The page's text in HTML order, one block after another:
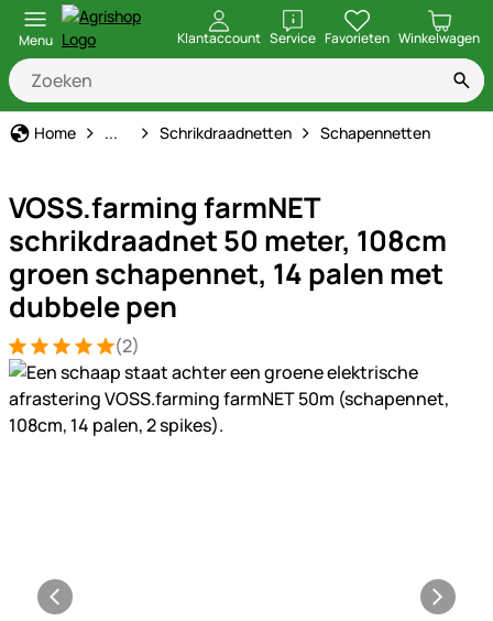
Menu Klantaccount ServiceopenenFavorieten Winkelwagen
Home Schrikdraad
... Schrikdraadnetten Schapennetten
VOSS.farming farmNET
schrikdraadnet 50 meter, 108cm
groen schapennet, 14 palen met
dubbele pen
Beoordeling: 5 van 5 (2 beoordelingen)
2 Bewertungen
(2)
Productgalerij